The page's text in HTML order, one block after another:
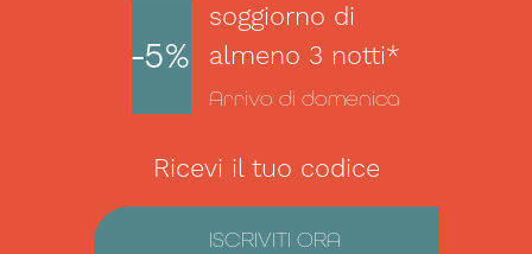
-5%
soggiorno di
almeno 3 notti*
Arrivo di domenica
Ricevi il tuo codice
ISCRIVITI ORA